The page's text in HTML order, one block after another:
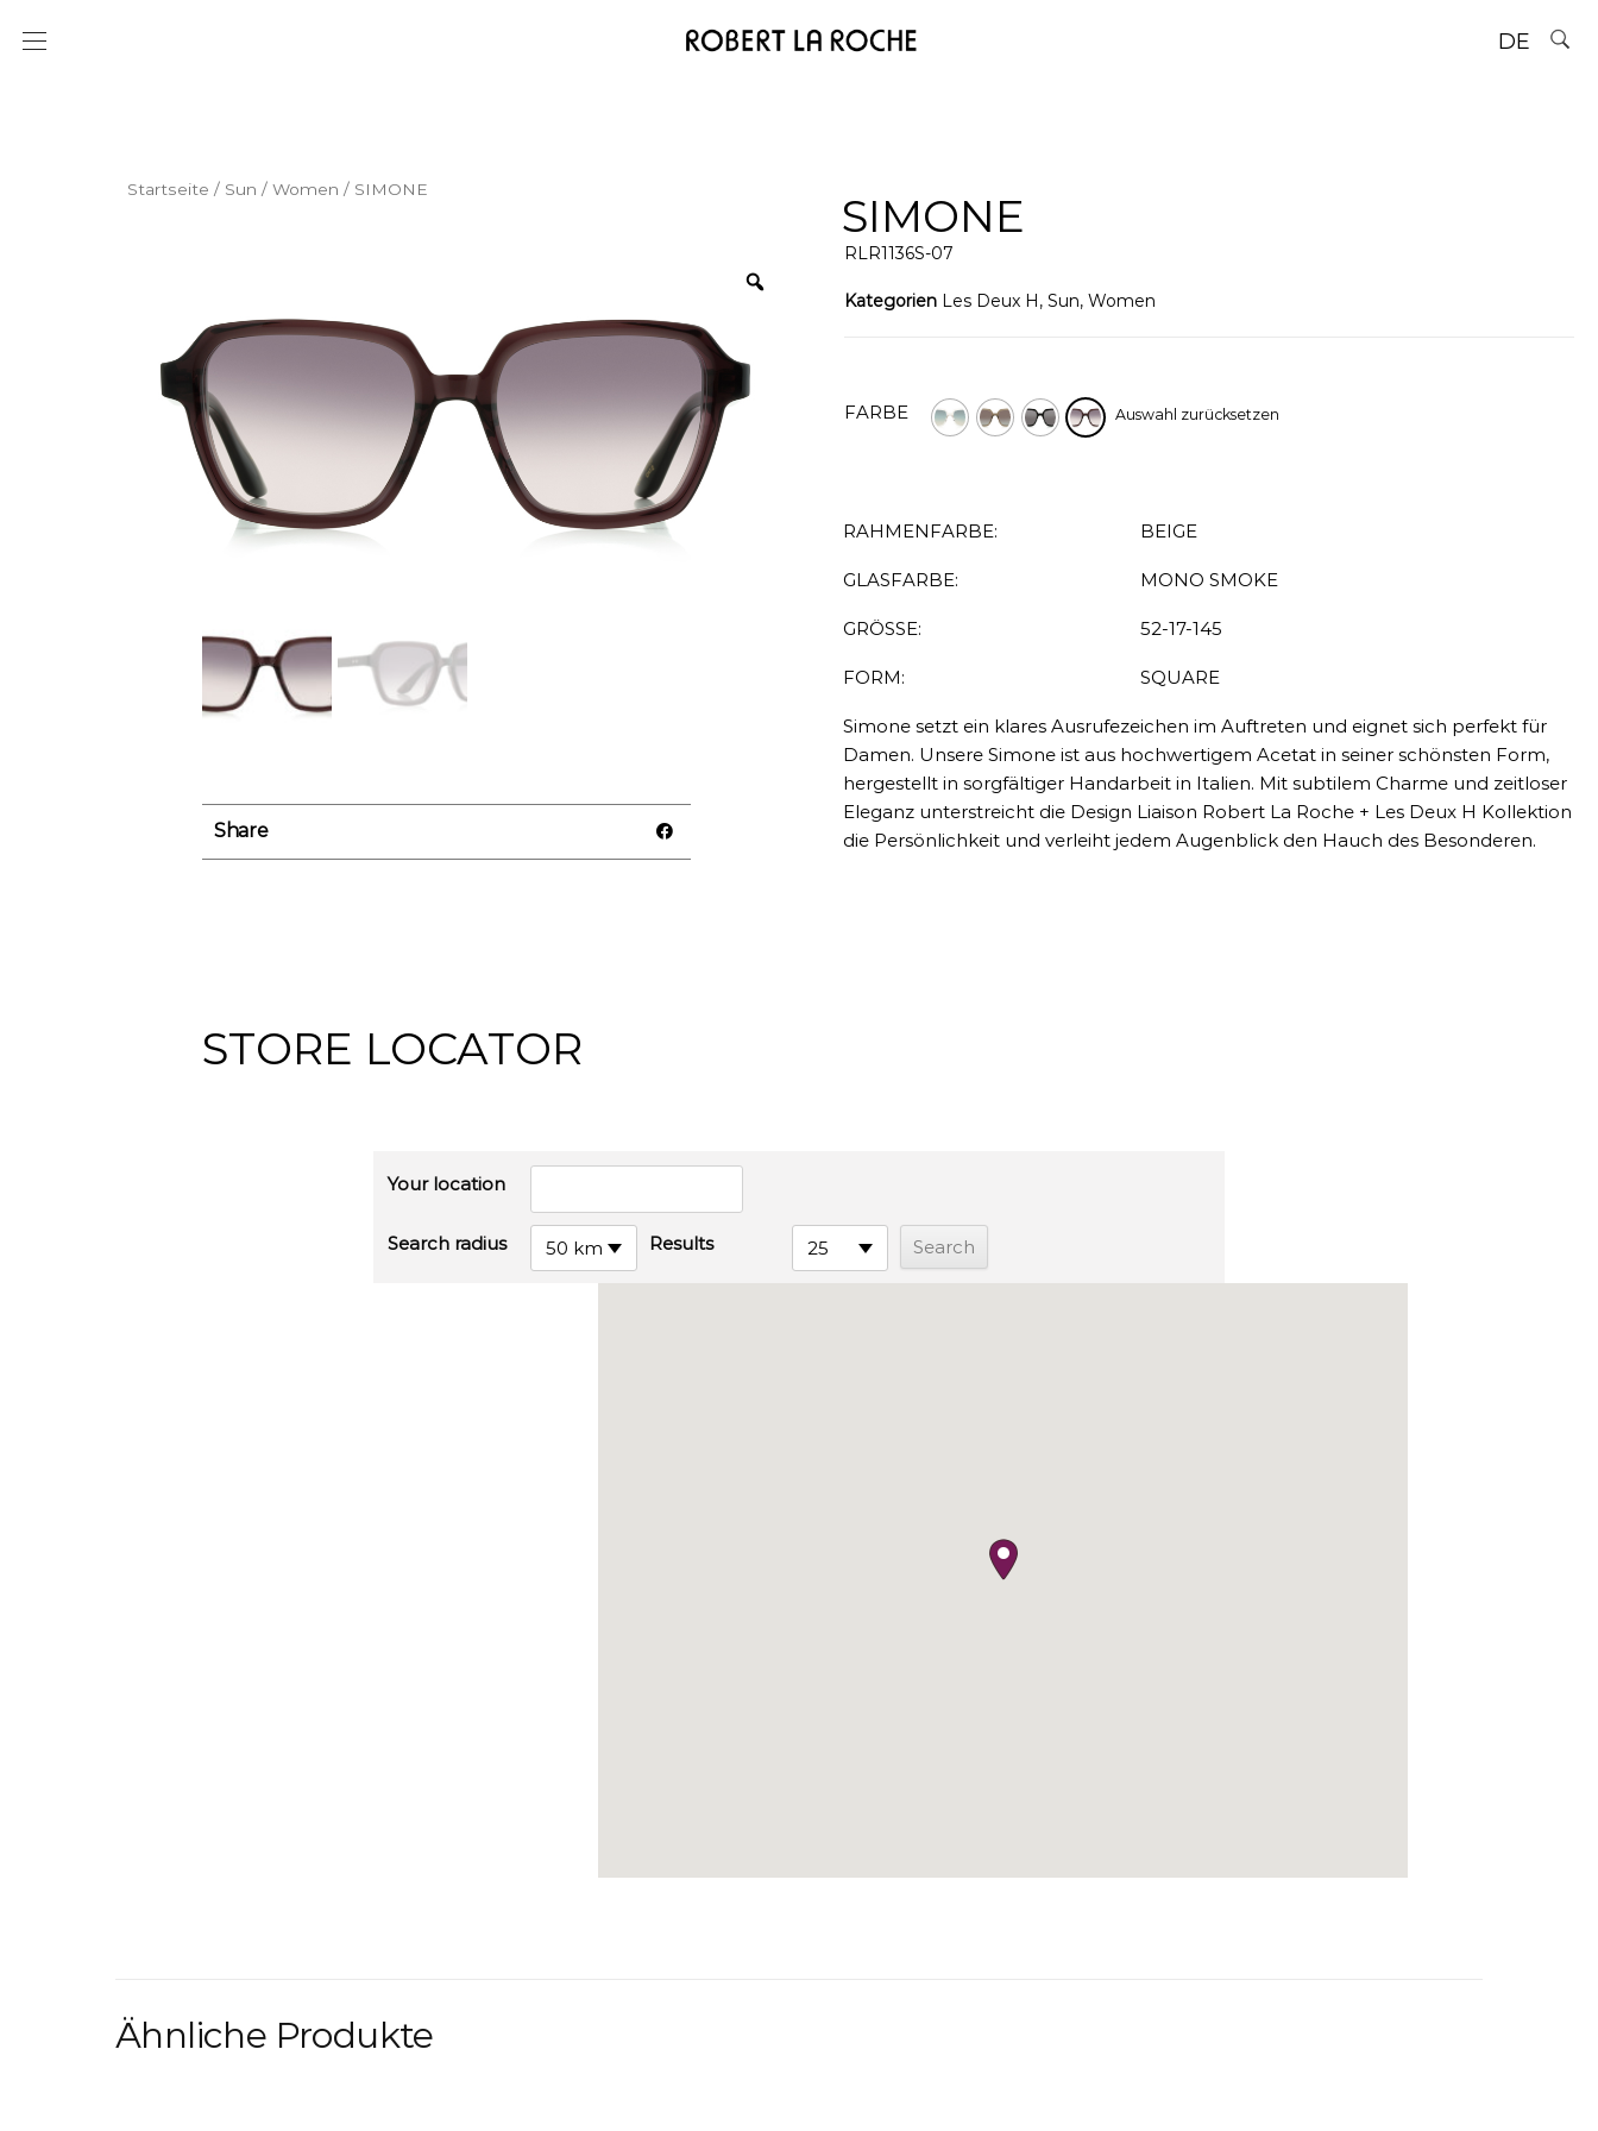
DE
Startseite / Sun / Women / SIMONE
Share
SIMONE
RLR1136S-07
Kategorien Les Deux H, Sun, Women
FARBE Auswahl zurücksetzen
RAHMENFARBE: BEIGE
GLASFARBE: MONO SMOKE
GRÖSSE: 52-17-145
FORM: SQUARE
Simone setzt ein klares Ausrufezeichen im Auftreten und eignet sich perfekt für
Damen. Unsere Simone ist aus hochwertigem Acetat in seiner schönsten Form,
hergestellt in sorgfältiger Handarbeit in Italien. Mit subtilem Charme und zeitloser
Eleganz unterstreicht die Design Liaison Robert La Roche + Les Deux H Kollektion
die Persönlichkeit und verleiht jedem Augenblick den Hauch des Besonderen.
STORE LOCATOR
Your location
Search radius 50 km Results 25
Ähnliche Produkte